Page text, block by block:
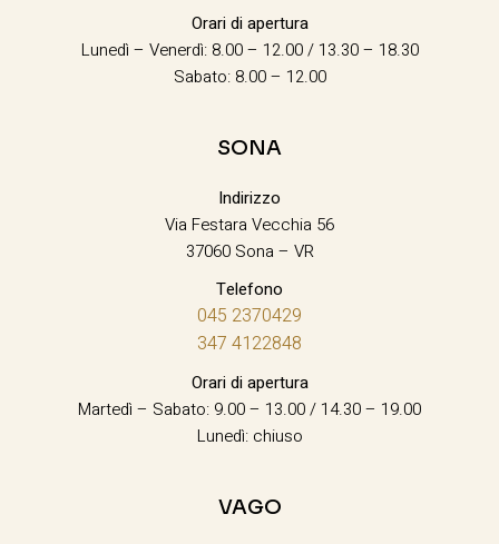
Orari di apertura
Lunedì – Venerdì: 8.00 – 12.00 / 13.30 – 18.30
Sabato: 8.00 – 12.00
SONA
Indirizzo
Via Festara Vecchia 56
37060 Sona – VR
Telefono
045 2370429
347 4122848
Orari di apertura
Martedì – Sabato: 9.00 – 13.00 / 14.30 – 19.00
Lunedì: chiuso
VAGO